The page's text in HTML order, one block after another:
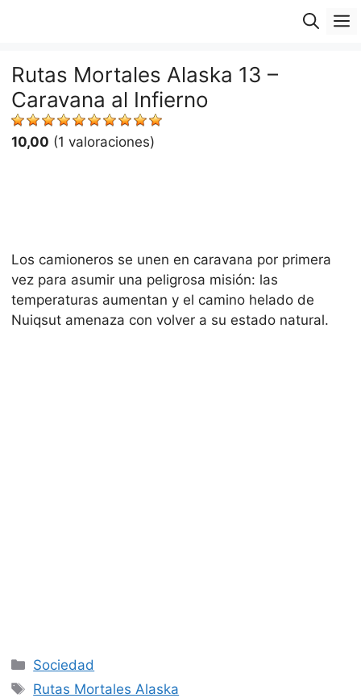
Rutas Mortales Alaska 13 –
Caravana al Infierno
10,00 (1 valoraciones)
Los camioneros se unen en caravana por primera
vez para asumir una peligrosa misión: las
temperaturas aumentan y el camino helado de
Nuiqsut amenaza con volver a su estado natural.
Categorías
Sociedad
Etiquetas
Rutas Mortales Alaska